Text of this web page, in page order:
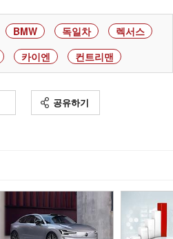
BMW 독일차
렉서스
카이엔 컨트리맨
공유하기